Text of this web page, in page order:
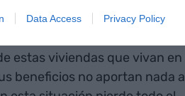
Data Access Privacy Policy
estas viviendas que vivan en
beneficios no aportan nada a